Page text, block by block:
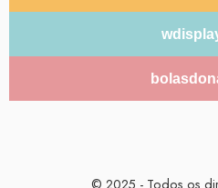
© 2025 - Todos os